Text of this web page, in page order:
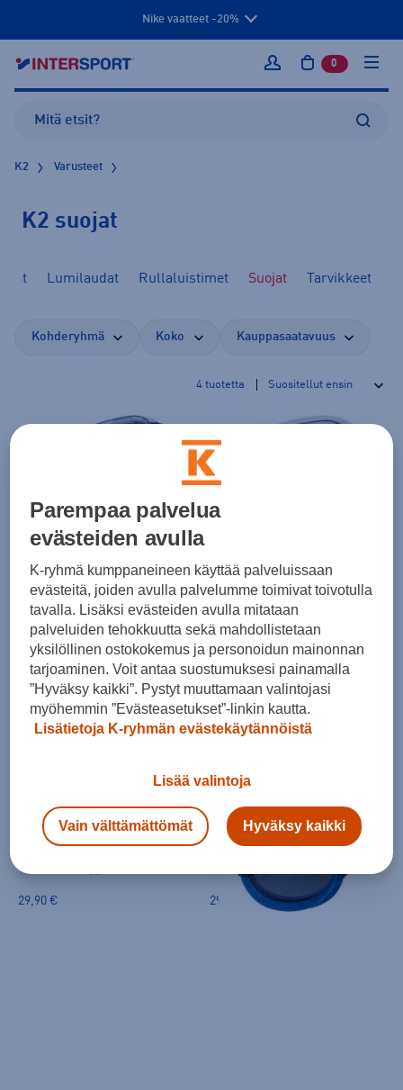
Nike vaatteet -20%
Kirjaudu sisään
0 tuotetta
K2 Varusteet
K2 suojat
Lumilaudat Rullaluistimet Suojat Tarvikkeet
Kohderyhmä Koko Kauppasaatavuus
4 tuotetta
K2
Performance M suojasetti
(0)
39,90 €
K2
Performance N suojasetti
(0)
39,90 €
JUNIOR PAD SET - suojasetti
29,90 €
Raider Pro Jr suojasetti
29,90 €
Parempaa palvelua
evästeiden avulla
K-ryhmä kumppaneineen käyttää palveluissaan
evästeitä, joiden avulla palvelumme toimivat toivotulla
tavalla. Lisäksi evästeiden avulla mitataan
palveluiden tehokkuutta sekä mahdollistetaan
yksilöllinen ostokokemus ja personoidun mainonnan
tarjoaminen. Voit antaa suostumuksesi painamalla
”Hyväksy kaikki”. Pystyt muuttamaan valintojasi
myöhemmin ”Evästeasetukset”-linkin kautta.
Lisätietoja K-ryhmän evästekäytännöistä
Lisää valintoja
Vain välttämättömät Hyväksy kaikki